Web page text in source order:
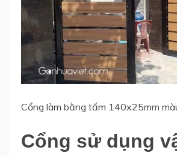
Cổng làm bằng tấm 140x25mm
Cổng sử dụng